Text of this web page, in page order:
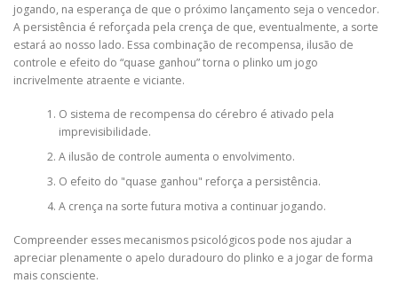
jogando, na esperança de que o próximo lançamento seja o vencedor.
A persistência é reforçada pela crença de que, eventualmente, a sorte
estará ao nosso lado. Essa combinação de recompensa, ilusão de
controle e efeito do “quase ganhou” torna o plinko um jogo
incrivelmente atraente e viciante.
O sistema de recompensa do cérebro é ativado pela
imprevisibilidade.
A ilusão de controle aumenta o envolvimento.
O efeito do "quase ganhou" reforça a persistência.
A crença na sorte futura motiva a continuar jogando.
Compreender esses mecanismos psicológicos pode nos ajudar a
apreciar plenamente o apelo duradouro do plinko e a jogar de forma
mais consciente.